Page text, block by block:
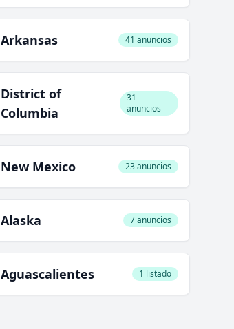
Arkansas 41 anuncios
District of
Columbia
31
anuncios
New Mexico 23 anuncios
Alaska 7 anuncios
Aguascalientes 1 listado